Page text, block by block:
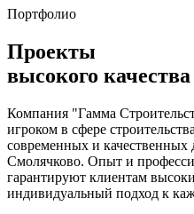
Портфолио
Проекты
высокого качества
Компания "Гамма
игроком в сфере
современных и качественных
Смолячково. Опыт и
гарантируют клиентам
индивидуальный подход к